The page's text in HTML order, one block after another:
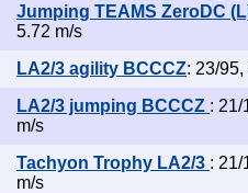
Jumping TEAMS ZeroDC
5.72 m/s
LA2/3 agility BCCCZ: 23/95,
LA2/3 jumping BCCCZ : 21/
m/s
Tachyon Trophy LA2/3 : 21/
m/s